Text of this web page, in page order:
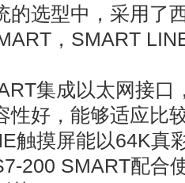
的选型中，采用了
，SMART
集成以太网接口
性好，能够适应比
摸屏能以64K真
200 SMART配合